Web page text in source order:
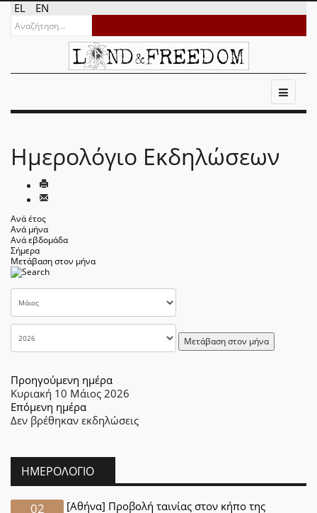
EL EN
Ημερολόγιο Εκδηλώσεων
Ανά έτος
Ανά μήνα
Ανά εβδομάδα
Σήμερα
Μετάβαση στον μήνα
Μετάβαση στον μήνα
Προηγούμενη ημέρα
Κυριακή 10 Μάιος 2026
Επόμενη ημέρα
Δεν βρέθηκαν εκδηλώσεις
ΗΜΕΡΟΛΌΓΙΟ
02
[Αθήνα] Προβολή ταινίας στον κήπο της